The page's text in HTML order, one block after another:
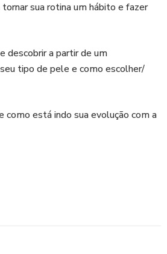
sua rotina um hábito e fazer
descobrir a partir de um
tipo de pele e como escolher/
como está indo sua evolução com a